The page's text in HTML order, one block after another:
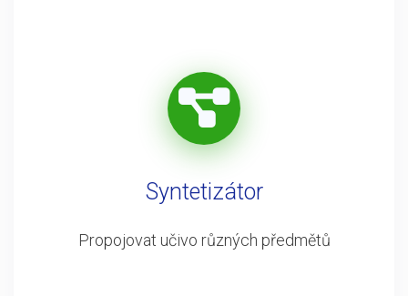
Syntetizátor
Propojovat učivo různých předmětů